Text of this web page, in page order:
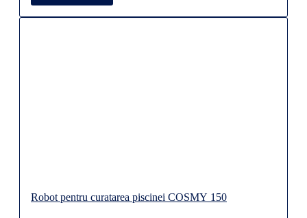
Robot pentru curatarea piscinei COSMY 150